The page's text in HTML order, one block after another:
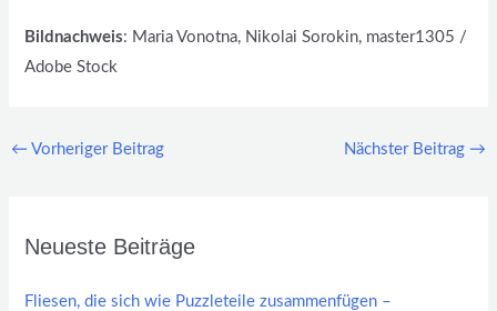
Bildnachweis: Maria Vonotna, Nikolai Sorokin, master1305 /
Adobe Stock
← Vorheriger Beitrag Nächster Beitrag →
Neueste Beiträge
Fliesen, die sich wie Puzzleteile zusammenfügen –